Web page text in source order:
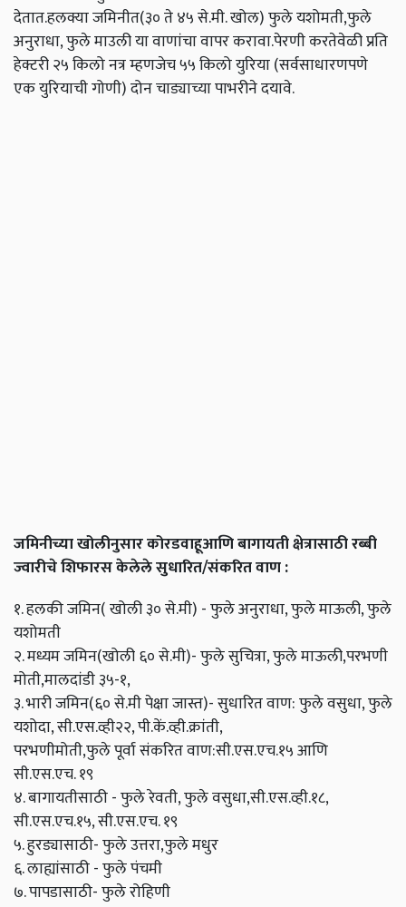
देतात.हलक्या जमिनीत(३० ते ४५ से.मी. खोल) फुले यशोमती,फुले
अनुराधा, फुले माउली या वाणांचा वापर करावा.पेरणी करतेवेळी प्रति
हेक्टरी २५ किलो नत्र म्हणजेच ५५ किलो युरिया (सर्वसाधारणपणे
एक युरियाची गोणी) दोन चाड्याच्या पाभरीने दयावे.
जमिनीच्या खोलीनुसार कोरडवाहूआणि बागायती क्षेत्रासाठी रब्बी
ज्वारीचे शिफारस केलेले सुधारित/संकरित वाण :
१. हलकी जमिन( खोली ३० से.मी) - फुले अनुराधा, फुले माऊली, फुले
यशोमती
२. मध्यम जमिन(खोली ६० से.मी)- फुले सुचित्रा, फुले माऊली,परभणी
मोती,मालदांडी ३५-१,
३. भारी जमिन(६० से.मी पेक्षा जास्त)- सुधारित वाण: फुले वसुधा, फुले
यशोदा, सी.एस.व्ही२२, पी.कें.व्ही.क्रांती,
परभणीमोती,फुले पूर्वा संकरित वाण:सी.एस.एच.१५ आणि
सी.एस.एच. १९
४. बागायतीसाठी - फुले रेवती, फुले वसुधा,सी.एस.व्ही.१८,
सी.एस.एच.१५, सी.एस.एच. १९
५. हुरड्यासाठी- फुले उत्तरा,फुले मधुर
६. लाह्यांसाठी - फुले पंचमी
७. पापडासाठी- फुले रोहिणी